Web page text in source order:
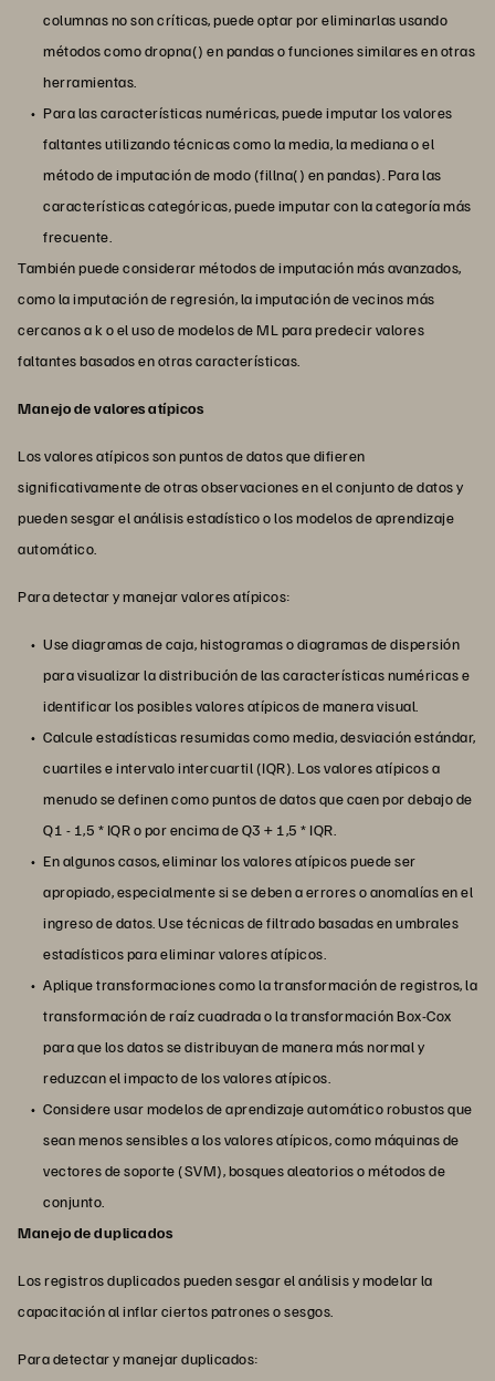
columnas no son críticas, puede optar por eliminarlas usando
métodos como dropna() en pandas o funciones similares en otras
herramientas.
Para las características numéricas, puede imputar los valores
faltantes utilizando técnicas como la media, la mediana o el
método de imputación de modo (fillna() en pandas). Para las
características categóricas, puede imputar con la categoría más
frecuente.
También puede considerar métodos de imputación más avanzados,
como la imputación de regresión, la imputación de vecinos más
cercanos a k o el uso de modelos de ML para predecir valores
faltantes basados en otras características.
Manejo de valores atípicos
Los valores atípicos son puntos de datos que difieren
significativamente de otras observaciones en el conjunto de datos y
pueden sesgar el análisis estadístico o los modelos de aprendizaje
automático.
Para detectar y manejar valores atípicos:
Use diagramas de caja, histogramas o diagramas de dispersión
para visualizar la distribución de las características numéricas e
identificar los posibles valores atípicos de manera visual.
Calcule estadísticas resumidas como media, desviación estándar,
cuartiles e intervalo intercuartil (IQR). Los valores atípicos a
menudo se definen como puntos de datos que caen por debajo de
Q1 - 1,5 * IQR o por encima de Q3 + 1,5 * IQR.
En algunos casos, eliminar los valores atípicos puede ser
apropiado, especialmente si se deben a errores o anomalías en el
ingreso de datos. Use técnicas de filtrado basadas en umbrales
estadísticos para eliminar valores atípicos.
Aplique transformaciones como la transformación de registros, la
transformación de raíz cuadrada o la transformación Box-Cox
para que los datos se distribuyan de manera más normal y
reduzcan el impacto de los valores atípicos.
Considere usar modelos de aprendizaje automático robustos que
sean menos sensibles a los valores atípicos, como máquinas de
vectores de soporte (SVM), bosques aleatorios o métodos de
conjunto.
Manejo de duplicados
Los registros duplicados pueden sesgar el análisis y modelar la
capacitación al inflar ciertos patrones o sesgos.
Para detectar y manejar duplicados: